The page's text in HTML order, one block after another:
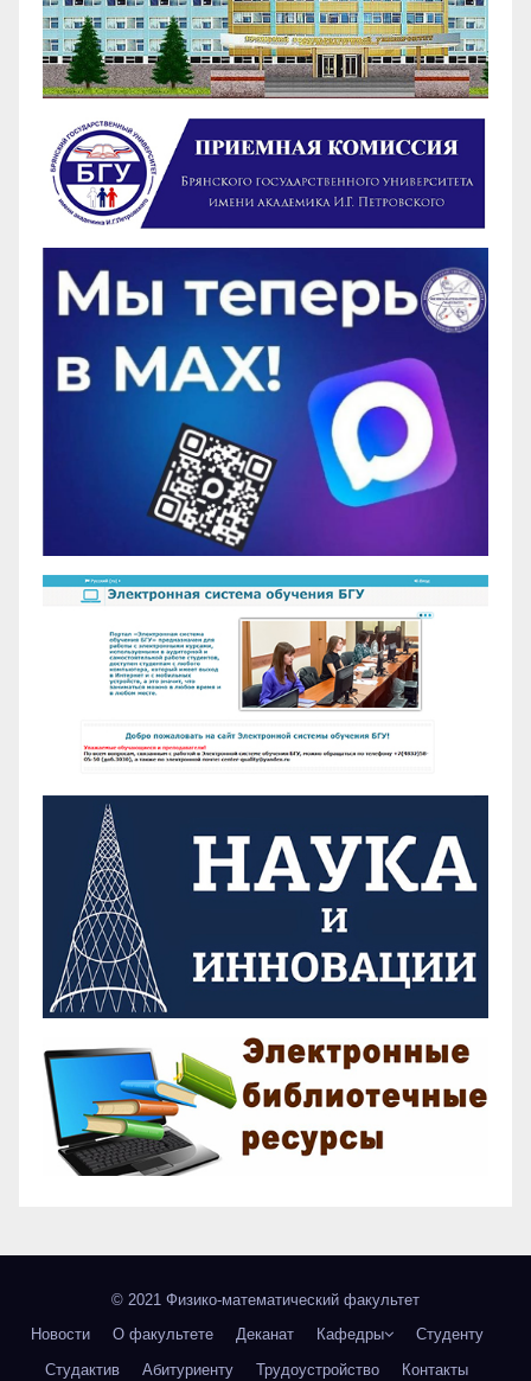
© 2021 Физико-математический факультет
Новости
О факультете Деканат Кафедры
Студенту
Студактив
Абитуриенту Трудоустройство Контакты